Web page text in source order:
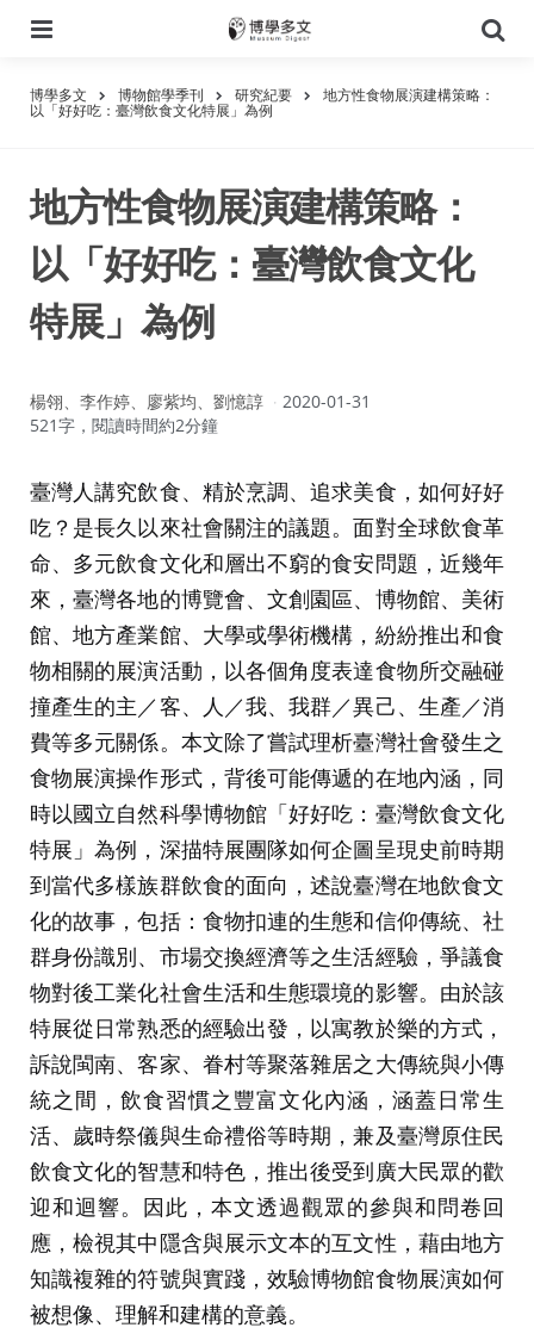
尋
博學多文 博物館學季刊 研究紀要 地方性食物展演建構策略：
以「好好吃：臺灣飲食文化特展」為例
地方性食物展演建構策略：
以「好好吃：臺灣飲食文化
特展」為例
作
者：
楊翎、李作婷、廖紫均、劉憶諄
2020-01-31
521字，閱讀時間約2分鐘
臺灣人講究飲食、精於烹調、追求美食，如何好好
吃？是長久以來社會關注的議題。面對全球飲食革
命、多元飲食文化和層出不窮的食安問題，近幾年
來，臺灣各地的博覽會、文創園區、博物館、美術
館、地方產業館、大學或學術機構，紛紛推出和食
物相關的展演活動，以各個角度表達食物所交融碰
撞產生的主／客、人／我、我群／異己、生產／消
費等多元關係。本文除了嘗試理析臺灣社會發生之
食物展演操作形式，背後可能傳遞的在地內涵，同
時以國立自然科學博物館「好好吃：臺灣飲食文化
特展」為例，深描特展團隊如何企圖呈現史前時期
到當代多樣族群飲食的面向，述說臺灣在地飲食文
化的故事，包括：食物扣連的生態和信仰傳統、社
群身份識別、市場交換經濟等之生活經驗，爭議食
物對後工業化社會生活和生態環境的影響。由於該
特展從日常熟悉的經驗出發，以寓教於樂的方式，
訴說閩南、客家、眷村等聚落雜居之大傳統與小傳
統之間，飲食習慣之豐富文化內涵，涵蓋日常生
活、歲時祭儀與生命禮俗等時期，兼及臺灣原住民
飲食文化的智慧和特色，推出後受到廣大民眾的歡
迎和迴響。因此，本文透過觀眾的參與和問卷回
應，檢視其中隱含與展示文本的互文性，藉由地方
知識複雜的符號與實踐，效驗博物館食物展演如何
被想像、理解和建構的意義。